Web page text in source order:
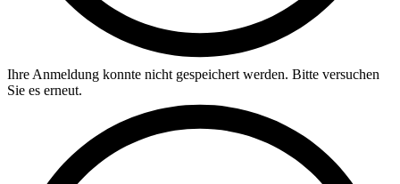
Ihre Anmeldung konnte nicht gespeichert werden. Bitte versuchen
Sie es erneut.